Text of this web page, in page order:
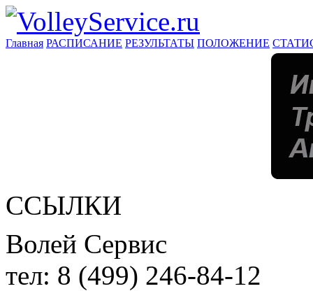
Главная РАСПИСАНИЕ РЕЗУЛЬТАТЫ ПОЛОЖЕНИЕ
ССЫЛКИ
Волей Сервис
тел: 8 (499) 246-84-12